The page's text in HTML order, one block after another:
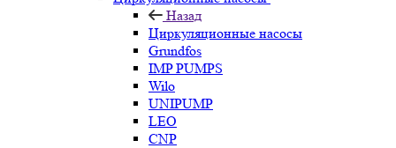
Назад
Циркуляционные насосы
Grundfos
IMP PUMPS
Wilo
UNIPUMP
LEO
CNP